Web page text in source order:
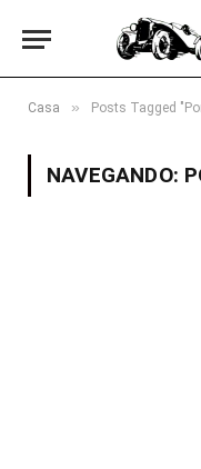
Casa » Posts Tagged
NAVEGANDO: